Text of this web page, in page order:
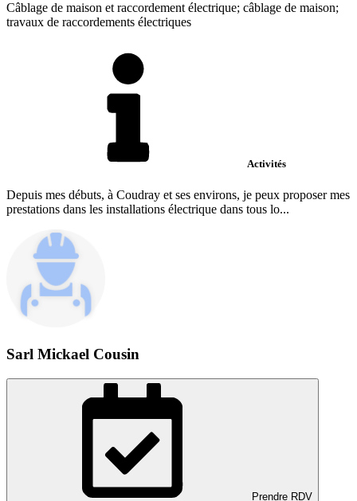
Câblage de maison et raccordement électrique; câblage de maison;
travaux de raccordements électriques
Activités
Depuis mes débuts, à Coudray et ses environs, je peux proposer mes
prestations dans les installations électrique dans tous lo...
Sarl Mickael Cousin
Prendre RDV